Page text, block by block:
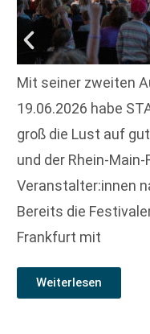
Mit seiner zweiten
19.06.2026 habe
groß die Lust auf
und der Rhein-
Veranstalter:innen
Bereits die
Frankfurt mit
Weiterlesen